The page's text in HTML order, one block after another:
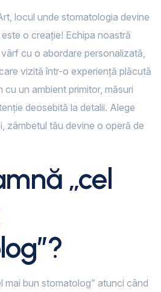
locul unde stomatologia devine
o creație! Echipa noastră
cu o abordare personalizată,
vizită într-o experiență plăcută
cu un ambient primitor, măsuri
deosebită la detalii. Alege
zâmbetul tău devine o operă de
„cel
mai bun stomatolog” atunci când